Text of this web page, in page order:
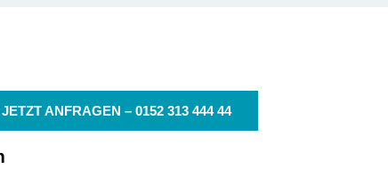
JETZT ANFRAGEN – 0152 313 444 44